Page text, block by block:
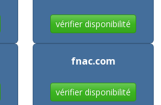
vérifier disponibilité
fnac.com
vérifier disponibilité